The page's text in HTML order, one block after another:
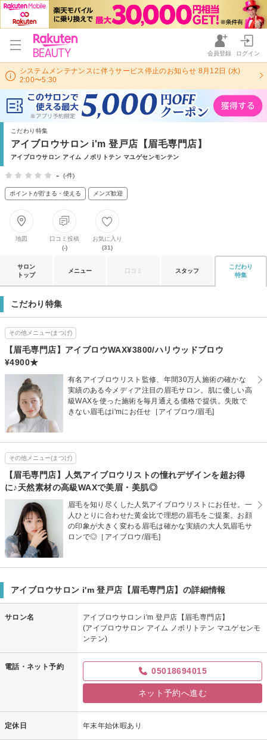
会員登録 ログイン
システムメンテナンスに伴うサービス停止のお知らせ 8月12日 (水)
2:00〜5:30
こだわり特集
アイブロウサロン i'm 登戸店【眉毛専門店】
アイブロウサロン アイム ノボリトテン マユゲセンモンテン
- (-件)
ポイントが貯まる・使える メンズ歓迎
地図
口コミ投稿
(-)
お気に入り
(31)
サロン
トップ
メニュー 口コミ スタッフ
こだわり
特集
こだわり特集
その他メニュー(まつげ)
【眉毛専門店】アイブロウWAX¥3800/ハリウッドブロウ
¥4900★
有名アイブロウリスト監修、年間30万人施術の確かな
実績のある今メディア注目の眉毛サロン。肌に優しい高
級WAXを使った施術を毎月通える価格で提供。失敗で
きない眉毛はi'mにお任せ［アイブロウ/眉毛]
その他メニュー(まつげ)
【眉毛専門店】人気アイブロウリストの憧れデザインを超お得
に♪天然素材の高級WAXで美眉・美肌◎
眉毛を知り尽くした人気アイブロウリストにお任せ。一
人ひとりに合わせた黄金比で理想の眉毛をご提案。お顔
の印象が大きく変わる眉毛は確かな実績の大人気眉毛サ
ロンで◎［アイブロウ/眉毛]
アイブロウサロン i'm 登戸店【眉毛専門店】の詳細情報
サロン名
アイブロウサロン i'm 登戸店【眉毛専門店】
(アイブロウサロン アイム ノボリトテン マユゲセンモ
ンテン)
電話・ネット予約 05018694015
ネット予約へ進む
定休日 年末年始休暇あり